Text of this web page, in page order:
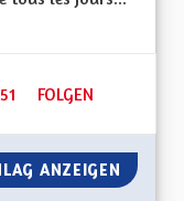
51 51 FOLLOWER
FOLGEN
SAUVER NOTRE
ANZEIGEN